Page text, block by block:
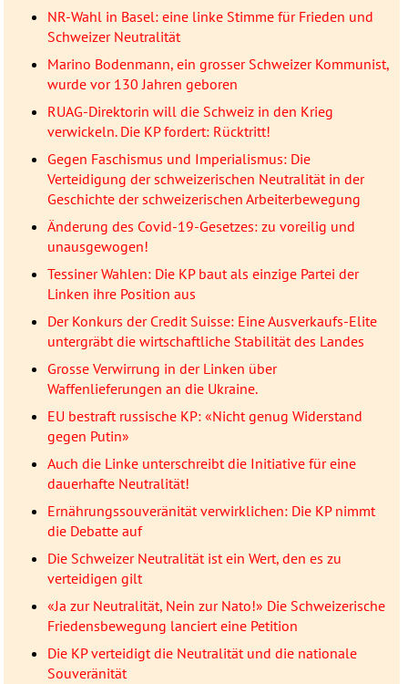
NR-Wahl in Basel: eine linke Stimme für Frieden und
Schweizer Neutralität
Marino Bodenmann, ein grosser Schweizer Kommunist,
wurde vor 130 Jahren geboren
RUAG-Direktorin will die Schweiz in den Krieg
verwickeln. Die KP fordert: Rücktritt!
Gegen Faschismus und Imperialismus: Die
Verteidigung der schweizerischen Neutralität in der
Geschichte der schweizerischen Arbeiterbewegung
Änderung des Covid-19-Gesetzes: zu voreilig und
unausgewogen!
Tessiner Wahlen: Die KP baut als einzige Partei der
Linken ihre Position aus
Der Konkurs der Credit Suisse: Eine Ausverkaufs-Elite
untergräbt die wirtschaftliche Stabilität des Landes
Grosse Verwirrung in der Linken über
Waffenlieferungen an die Ukraine.
EU bestraft russische KP: «Nicht genug Widerstand
gegen Putin»
Auch die Linke unterschreibt die Initiative für eine
dauerhafte Neutralität!
Ernährungssouveränität verwirklichen: Die KP nimmt
die Debatte auf
Die Schweizer Neutralität ist ein Wert, den es zu
verteidigen gilt
«Ja zur Neutralität, Nein zur Nato!» Die Schweizerische
Friedensbewegung lanciert eine Petition
Die KP verteidigt die Neutralität und die nationale
Souveränität